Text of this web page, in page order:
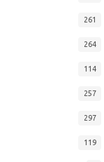
261
264
114
257
297
119